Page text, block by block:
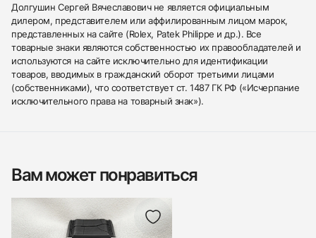
Долгушин Сергей Вячеславович не является официальным
дилером, представителем или аффилированным лицом марок,
представленных на сайте (Rolex, Patek Philippe и др.). Все
товарные знаки являются собственностью их правообладателей и
используются на сайте исключительно для идентификации
товаров, вводимых в гражданский оборот третьими лицами
(собственниками), что соответствует ст. 1487 ГК РФ («Исчерпание
исключительного права на товарный знак»).
Вам может понравиться